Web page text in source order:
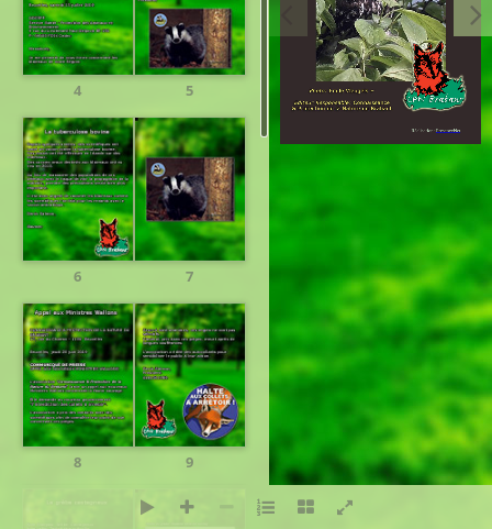
Réalisation:PresenceNet
4 5
6 7
8 9